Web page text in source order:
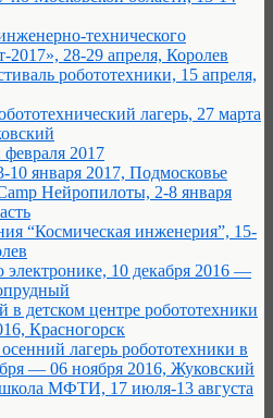
технического
2017», 28-29 апреля, Королев
робототехники, 15 апреля,
лагерь, 27 марта
2017
января 2017, Подмосковье
Нейропилоты, 2-8 января
“Космическая инженерия”, 15-
10 декабря 2016 —
в детском центре робототехники
Красногорск
лагерь робототехники в
— 06 ноября 2016, Жуковский
МФТИ, 17 июля-13 августа